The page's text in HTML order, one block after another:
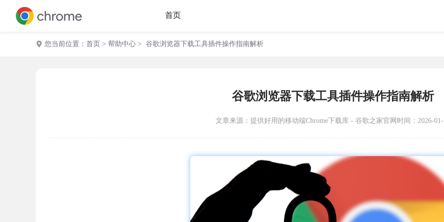
首页
您当前位置： 首页 > 帮助中心 > 谷歌浏览器下载工具插件操作指南解析
谷歌浏览器下载工具插件操作指南解析
文章来源： 提供好用的移动端Chrome下载库 - 谷歌之家官网 时间：2026-